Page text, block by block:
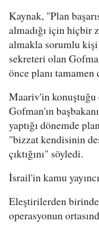
Kaynak, "Plan
almadığı için hiçbir
almakla sorumlu kişi
sekreteri olan
önce planı
Maariv'in
Gofman'ın
yaptığı dönemde
"bizzat kendisinin
çıktığını" söyledi.
İsrail'in kamu
Eleştirilerden
operasyonun